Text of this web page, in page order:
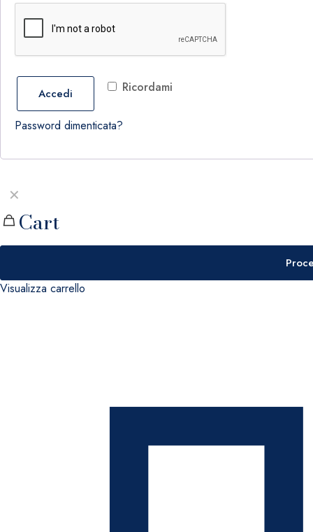
Ricordami
Accedi
Password dimenticata?
✕
Cart
Visualizza carrello